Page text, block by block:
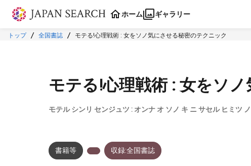
本文に飛ぶ
ホーム ギャラリー
トップ 全国書誌 モテる!心理戦術 : 女をソノ気にさせる秘密のテクニック
モテる!心理戦術 : 女をソ
モテル シンリ センジュツ : オンナ オ ソノ キ ニ サセル ヒミツ
書籍等 収録:全国書誌